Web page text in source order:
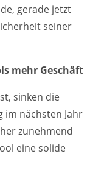
gerade jetzt
seiner
mehr Geschäft
sinken die
im nächsten Jahr
zunehmend
eine solide